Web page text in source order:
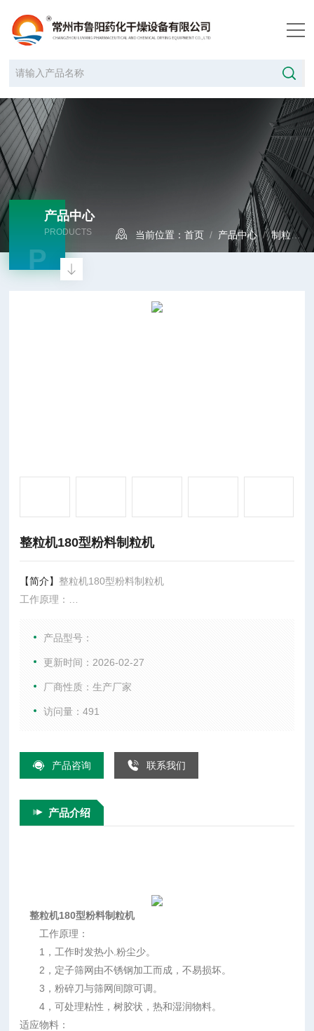
产品中心
PRODUCTS
P
当前位置：首页 / 产品中心/制粒设备
整粒机180型粉料制粒机
【简介】整粒机180型粉料制粒机
工作原理：
2，定子筛网由不锈钢加工而成，不易损坏。
适应物料：
1，干式、湿式颗粒均匀化、整粒。
4，热敏性物料粉碎。
产品型号：
更新时间：2026-02-27
厂商性质：生产厂家
访问量：491
产品咨询 联系我们
产品介绍
整粒机180型粉料制粒机
工作原理：
1，工作时发热小.粉尘少。
2，定子筛网由不锈钢加工而成，不易损坏。
3，粉碎刀与筛网间隙可调。
4，可处理粘性，树胶状，热和湿润物料。
适应物料：